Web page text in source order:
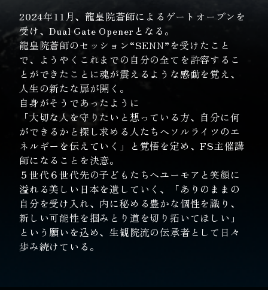
2024年11月、龍皇院蒼師によるゲートオープンを
受け、Dual Gate Openerとなる。
龍皇院蒼師のセッション“SENN”を受けたこと
で、ようやくこれまでの自分の全てを許容するこ
とができたことに魂が震えるような感動を覚え、
人生の新たな扉が開く。
自身がそうであったように
「大切な人を守りたいと想っている方、自分に何
ができるかと探し求める人たちへソルライツのエ
ネルギーを伝えていく」と覚悟を定め、FS主催講
師になることを決意。
５世代６世代先の子どもたちへユーモアと笑顔に
溢れる美しい日本を遺していく、「ありのままの
自分を受け入れ、内に秘める豊かな個性を識り、
新しい可能性を掴みとり道を切り拓いてほしい」
という願いを込め、生観院流の伝承者として日々
歩み続けている。